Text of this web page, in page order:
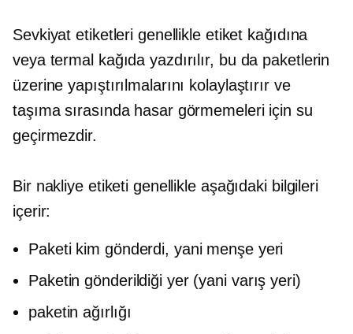
Sevkiyat etiketleri genellikle etiket kağıdına
veya termal kağıda yazdırılır, bu da paketlerin
üzerine yapıştırılmalarını kolaylaştırır ve
taşıma sırasında hasar görmemeleri için su
geçirmezdir.
Bir nakliye etiketi genellikle aşağıdaki bilgileri
içerir:
Paketi kim gönderdi, yani menşe yeri
Paketin gönderildiği yer (yani varış yeri)
paketin ağırlığı